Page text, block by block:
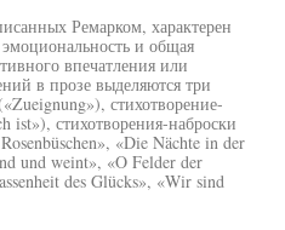
Ремарком, характерен
и общая
впечатления или
в прозе выделяются три
стихотворение-
ist»), стихотворения-наброски
«Die Nächte in der
und weint», «O Felder der
des Glücks», «Wir sind